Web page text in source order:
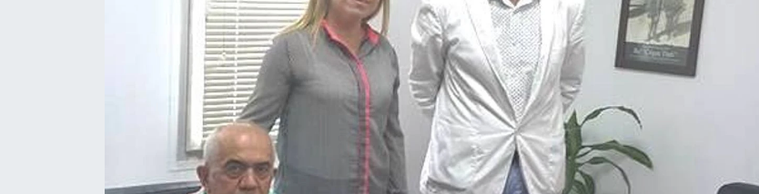
KÖŞE YAZILARI (Arşiv)